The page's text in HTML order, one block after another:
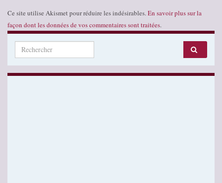
Ce site utilise Akismet pour réduire les indésirables. En savoir plus sur la
façon dont les données de vos commentaires sont traitées.
Search for: